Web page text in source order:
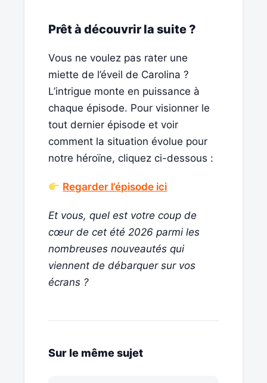
Prêt à découvrir la suite ?
Vous ne voulez pas rater une
miette de l’éveil de Carolina ?
L’intrigue monte en puissance à
chaque épisode. Pour visionner le
tout dernier épisode et voir
comment la situation évolue pour
notre héroïne, cliquez ci-dessous :
Regarder l’épisode ici
Et vous, quel est votre coup de
cœur de cet été 2026 parmi les
nombreuses nouveautés qui
viennent de débarquer sur vos
écrans ?
Sur le même sujet